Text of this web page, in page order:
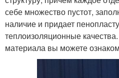
себе множество пустот,
наличие и придает
теплоизоляционные
материала вы можете